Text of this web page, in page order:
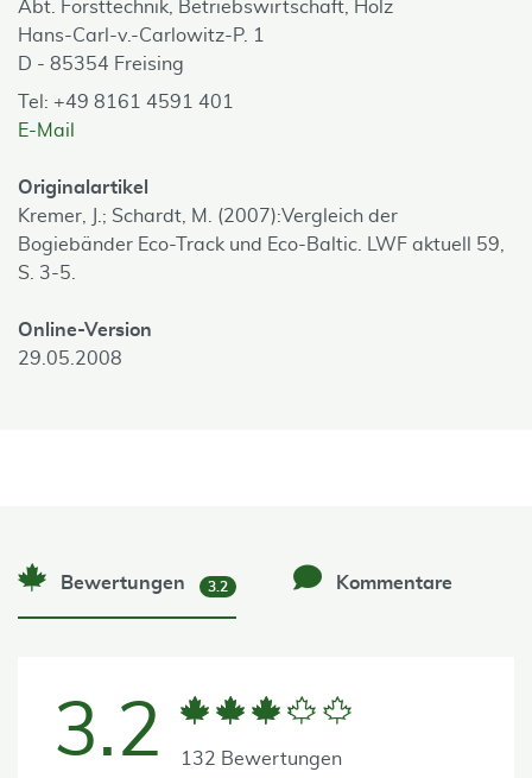
Abt. Forsttechnik, Betriebswirtschaft, Holz
Hans-Carl-v.-Carlowitz-P. 1
D - 85354 Freising
Tel: +49 8161 4591 401
E-Mail
Originalartikel
Kremer, J.; Schardt, M. (2007):Vergleich der
Bogiebänder Eco-Track und Eco-Baltic. LWF aktuell 59,
S. 3-5.
Online-Version
29.05.2008
Bewertungen 3.2 Kommentare
3.2 132 Bewertungen